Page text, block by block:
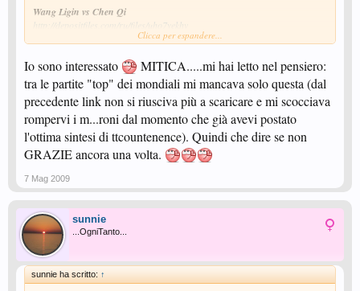
Wang Ligin vs Chen Qi
http://depositfiles.com/ru/files/uho7yekhv
Clicca per espandere...
Io sono interessato
MITICA.....mi hai letto nel pensiero:
tra le partite "top" dei mondiali mi mancava solo questa (dal
precedente link non si riusciva più a scaricare e mi scocciava
rompervi i m...roni dal momento che già avevi postato
l'ottima sintesi di ttcountenence). Quindi che dire se non
GRAZIE ancora una volta.
7 Mag 2009
sunnie
...OgniTanto...
sunnie ha scritto: ↑